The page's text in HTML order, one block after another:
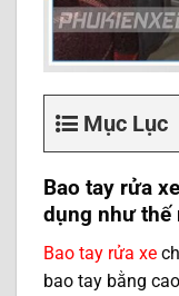
Mục Lục
Bao tay rửa
dụng như thế
Bao tay rửa xe
bao tay bằng